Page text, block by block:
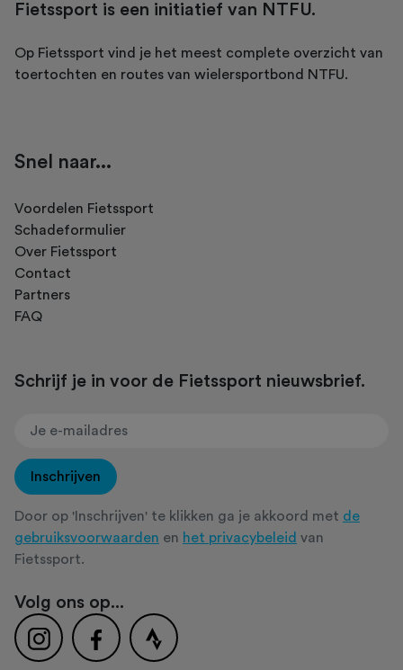
Fietssport is een initiatief van NTFU.
Op Fietssport vind je het meest complete overzicht van
toertochten en routes van wielersportbond NTFU.
Snel naar...
Voordelen Fietssport
Schadeformulier
Over Fietssport
Contact
Partners
FAQ
Schrijf je in voor de Fietssport nieuwsbrief.
Inschrijven
Door op 'Inschrijven' te klikken ga je akkoord met de
gebruiksvoorwaarden en het privacybeleid van
Fietssport.
Volg ons op...